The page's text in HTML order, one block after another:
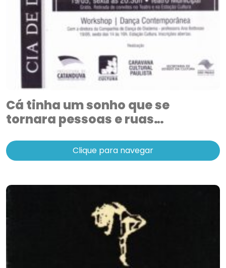
Cá tinha um sonho que se
tornara pessoas e ruas…
Clique para navegar